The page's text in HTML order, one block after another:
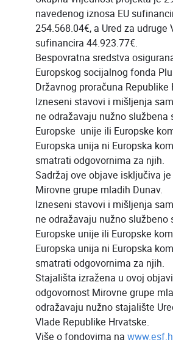
navedenog iznosa EU
254.568.04€, a Ured za udruge
sufinancira 44.923.77€.
Bespovratna sredstva
Europskog socijalnog fonda
Državnog proračuna Republike
Izneseni stavovi i mišljenja
ne odražavaju nužno službena
Europske unije ili Europske
Europska unija ni Europska
smatrati odgovornima za njih.
Sadržaj ove objave isključiva
Mirovne grupe mladih Dunav.
Izneseni stavovi i mišljenja
ne odražavaju nužno službeno
Europske unije ili Europske
Europska unija ni Europska
smatrati odgovornima za njih.
Stajališta izražena u ovoj
odgovornost Mirovne grupe
odražavaju nužno stajalište
Vlade Republike Hrvatske.
Više o fondovima na